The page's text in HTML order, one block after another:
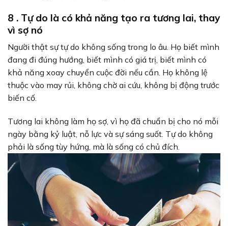
8 . Tự do là có khả năng tạo ra tương lai, thay
vì sợ nó
Người thật sự tự do không sống trong lo âu. Họ biết mình
đang đi đúng hướng, biết mình có giá trị, biết mình có
khả năng xoay chuyển cuộc đời nếu cần. Họ không lệ
thuộc vào may rủi, không chờ ai cứu, không bị động trước
biến cố.
Tương lai không làm họ sợ, vì họ đã chuẩn bị cho nó mỗi
ngày bằng kỷ luật, nỗ lực và sự sáng suốt. Tự do không
phải là sống tùy hứng, mà là sống có chủ đích.